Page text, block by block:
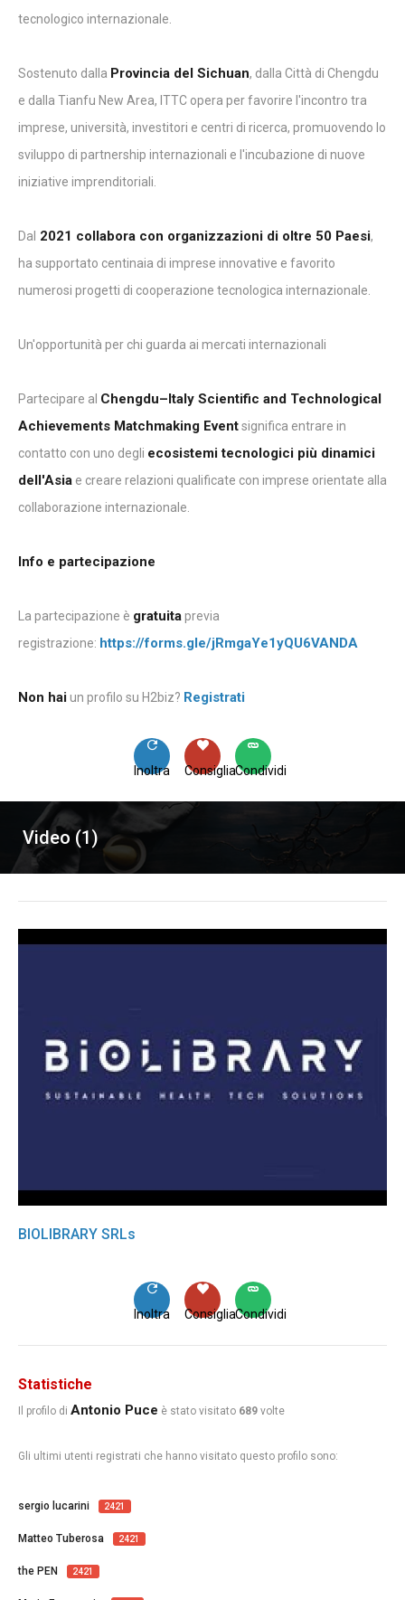
tecnologico internazionale.
Sostenuto dalla Provincia del Sichuan, dalla Città di Chengdu
e dalla Tianfu New Area, ITTC opera per favorire l'incontro tra
imprese, università, investitori e centri di ricerca, promuovendo lo
sviluppo di partnership internazionali e l'incubazione di nuove
iniziative imprenditoriali.
Dal 2021 collabora con organizzazioni di oltre 50 Paesi,
ha supportato centinaia di imprese innovative e favorito
numerosi progetti di cooperazione tecnologica internazionale.
Un'opportunità per chi guarda ai mercati internazionali
Partecipare al Chengdu–Italy Scientific and Technological
Achievements Matchmaking Eventsignifica entrare in
contatto con uno degli ecosistemi tecnologici più dinamici
dell'Asia e creare relazioni qualificate con imprese orientate alla
collaborazione internazionale.
Info e partecipazione
La partecipazione è gratuitaprevia
registrazione: https://forms.gle/jRmgaYe1yQU6VANDA
Non haiun profilo su H2biz? Registrati
Condividi
Consiglia
Inoltra
Video (1)
BIOLIBRARY SRLs
Condividi
Consiglia
Inoltra
Statistiche
Il profilo di Antonio Puce è stato visitato 689 volte
Gli ultimi utenti registrati che hanno visitato questo profilo sono:
sergio lucarini 2421
Matteo Tuberosa 2421
the PEN 2421